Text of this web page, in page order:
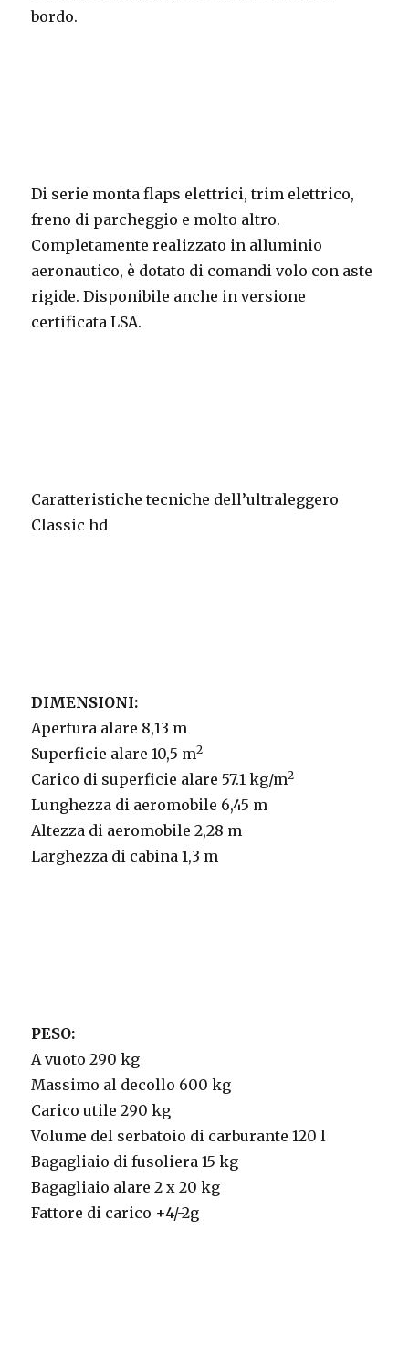
bordo.
Di serie monta flaps elettrici, trim elettrico,
freno di parcheggio e molto altro.
Completamente realizzato in alluminio
aeronautico, è dotato di comandi volo con aste
rigide. Disponibile anche in versione
certificata LSA.
Caratteristiche tecniche dell’ultraleggero
Classic hd
DIMENSIONI:
Apertura alare 8,13 m
Superficie alare 10,5 m2
Carico di superficie alare 57.1 kg/m2
Lunghezza di aeromobile 6,45 m
Altezza di aeromobile 2,28 m
Larghezza di cabina 1,3 m
PESO:
A vuoto 290 kg
Massimo al decollo 600 kg
Carico utile 290 kg
Volume del serbatoio di carburante 120 l
Bagagliaio di fusoliera 15 kg
Bagagliaio alare 2 x 20 kg
Fattore di carico +4/-2g